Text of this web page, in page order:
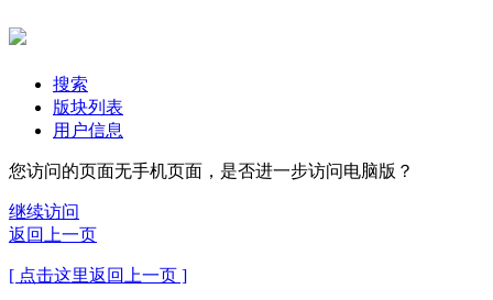
搜索
版块列表
用户信息
您访问的页面无手机页面，是否进一步访问电脑版？
继续访问
返回上一页
[ 点击这里返回上一页 ]